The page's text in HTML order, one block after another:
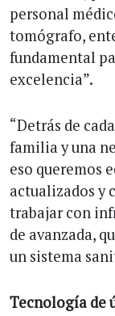
personal
tomógrafo,
fundamental
excelencia”.
“Detrás de
familia y una
eso queremos
actualizados y
trabajar con
de avanzada,
un sistema
Tecnología de